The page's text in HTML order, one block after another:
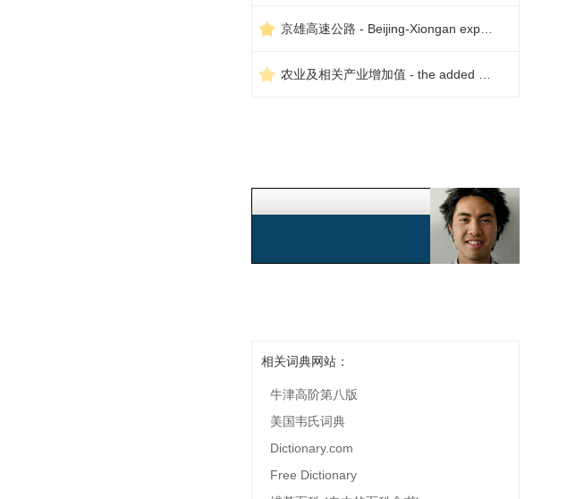
相关词典网站：
牛津高阶第八版
美国韦氏词典
Dictionary.com
Free Dictionary